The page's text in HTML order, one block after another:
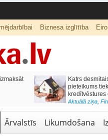
Biznesa izglītība
Katrs
pieteikums
kredītvēstures
Aktuālā ziņa,
Ārvalstīs Likumdošana